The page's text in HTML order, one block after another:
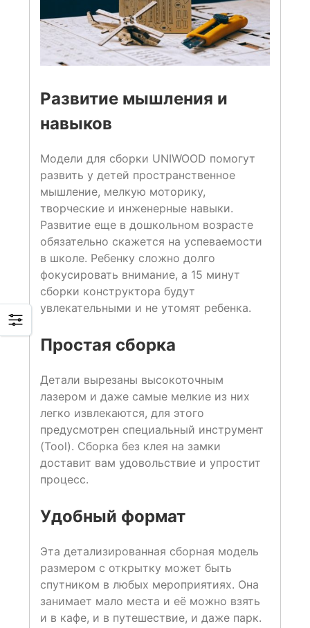
Развитие мышления и
навыков
Модели для сборки UNIWOOD помогут
развить у детей пространственное
мышление, мелкую моторику,
творческие и инженерные навыки.
Развитие еще в дошкольном возрасте
обязательно скажется на успеваемости
в школе. Ребенку сложно долго
фокусировать внимание, а 15 минут
сборки конструктора будут
увлекательными и не утомят ребенка.
Простая сборка
Детали вырезаны высокоточным
лазером и даже самые мелкие из них
легко извлекаются, для этого
предусмотрен специальный инструмент
(Tool). Сборка без клея на замки
доставит вам удовольствие и упростит
процесс.
Удобный формат
Эта детализированная сборная модель
размером с открытку может быть
спутником в любых мероприятиях. Она
занимает мало места и её можно взять
и в кафе, и в путешествие, и даже парк.